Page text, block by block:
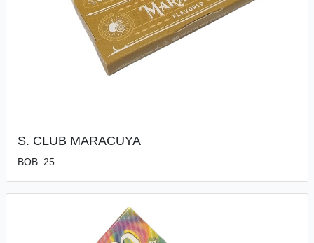
S. CLUB MARACUYA
BOB. 25